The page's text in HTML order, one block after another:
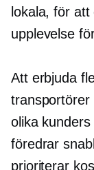
lokala, för
upplevelse
Att erbjuda
transportörer
olika
föredrar
prioriterar